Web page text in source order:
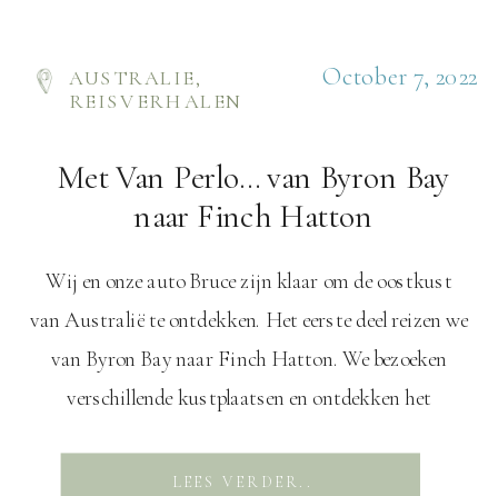
Met Van Perlo… van Byron Bay
naar Finch Hatton
Wij en onze auto Bruce zijn klaar om de oostkust
van Australië te ontdekken. Het eerste deel reizen we
van Byron Bay naar Finch Hatton. We bezoeken
verschillende kustplaatsen en ontdekken het
roadtrip gaat nu echt beginnen en Bruce is er
LEES VERDER..
AUSTRALIE,
REISVERHALEN
October 7, 2022